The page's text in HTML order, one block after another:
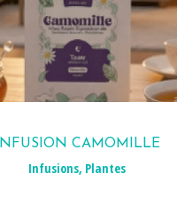
INFUSION CAMOMILLE
Infusions, Plantes